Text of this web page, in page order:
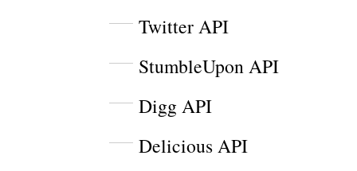
Twitter API
StumbleUpon API
Digg API
Delicious API